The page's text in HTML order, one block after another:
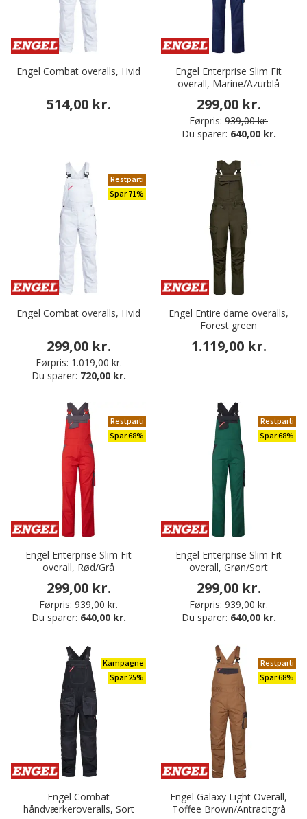
Engel Combat overalls, Hvid
514,00 kr.
Engel Enterprise Slim Fit
overall, Marine/Azurblå
299,00 kr.
Førpris: 939,00 kr.
Du sparer: 640,00 kr.
Restparti
Spar 71%
Engel Combat overalls, Hvid
299,00 kr.
Førpris: 1.019,00 kr.
Du sparer: 720,00 kr.
Engel Entire dame overalls,
Forest green
1.119,00 kr.
Restparti
Spar 68%
Engel Enterprise Slim Fit
overall, Rød/Grå
299,00 kr.
Førpris: 939,00 kr.
Du sparer: 640,00 kr.
Restparti
Spar 68%
Engel Enterprise Slim Fit
overall, Grøn/Sort
299,00 kr.
Førpris: 939,00 kr.
Du sparer: 640,00 kr.
Kampagne
Spar 25%
Engel Combat
håndværkeroveralls, Sort
Restparti
Spar 68%
Engel Galaxy Light Overall,
Toffee Brown/Antracitgrå